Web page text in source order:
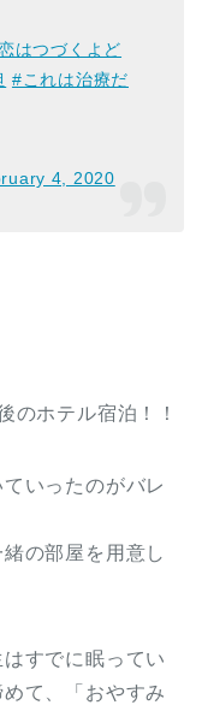
はつづくよど
#これは治療だ
4, 2020
のホテル宿泊！！
いったのがバレ
の部屋を用意し
すでに眠ってい
て、「おやすみ